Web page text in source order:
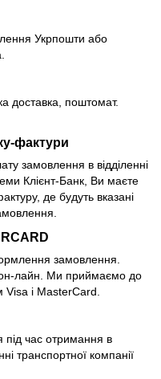
Укрпошти або
доставка, поштомат.
фактури
замовлення в відділенні
Клієнт-Банк, Ви маєте
де будуть вказані
замовлення.
лайн. Ми приймаємо до
Visa і MasterCard.
час отримання в
транспортної компанії